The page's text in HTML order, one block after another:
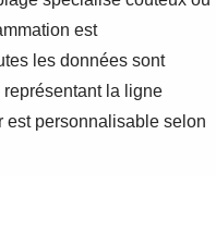
est
les données sont
la ligne
est personnalisable selon